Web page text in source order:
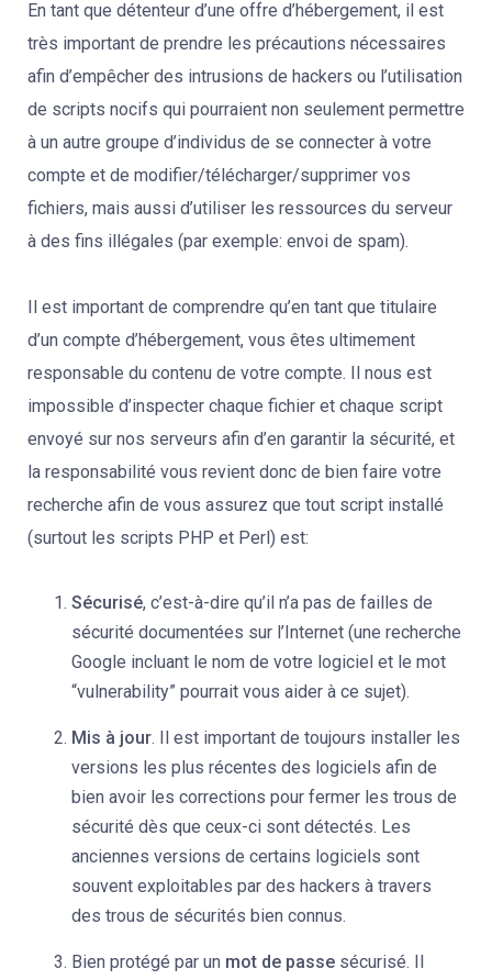
En tant que détenteur d’une offre d’hébergement, il est
très important de prendre les précautions nécessaires
afin d’empêcher des intrusions de hackers ou l’utilisation
de scripts nocifs qui pourraient non seulement permettre
à un autre groupe d’individus de se connecter à votre
compte et de modifier/télécharger/supprimer vos
fichiers, mais aussi d’utiliser les ressources du serveur
à des fins illégales (par exemple: envoi de spam).
Il est important de comprendre qu’en tant que titulaire
d’un compte d’hébergement, vous êtes ultimement
responsable du contenu de votre compte. Il nous est
impossible d’inspecter chaque fichier et chaque script
envoyé sur nos serveurs afin d’en garantir la sécurité, et
la responsabilité vous revient donc de bien faire votre
recherche afin de vous assurez que tout script installé
(surtout les scripts PHP et Perl) est:
Sécurisé, c’est-à-dire qu’il n’a pas de failles de
sécurité documentées sur l’Internet (une recherche
Google incluant le nom de votre logiciel et le mot
“vulnerability” pourrait vous aider à ce sujet).
Mis à jour. Il est important de toujours installer les
versions les plus récentes des logiciels afin de
bien avoir les corrections pour fermer les trous de
sécurité dès que ceux-ci sont détectés. Les
anciennes versions de certains logiciels sont
souvent exploitables par des hackers à travers
des trous de sécurités bien connus.
Bien protégé par un mot de passe sécurisé. Il